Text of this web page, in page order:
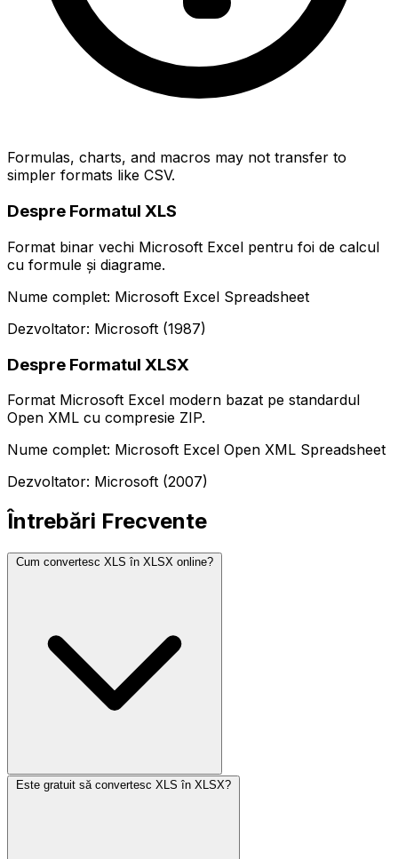
Formulas, charts, and macros may not transfer to
simpler formats like CSV.
Despre Formatul XLS
Format binar vechi Microsoft Excel pentru foi de calcul
cu formule și diagrame.
Nume complet: Microsoft Excel Spreadsheet
Dezvoltator: Microsoft (1987)
Despre Formatul XLSX
Format Microsoft Excel modern bazat pe standardul
Open XML cu compresie ZIP.
Nume complet: Microsoft Excel Open XML Spreadsheet
Dezvoltator: Microsoft (2007)
Întrebări Frecvente
Cum convertesc XLS în XLSX online?
Este gratuit să convertesc XLS în XLSX?